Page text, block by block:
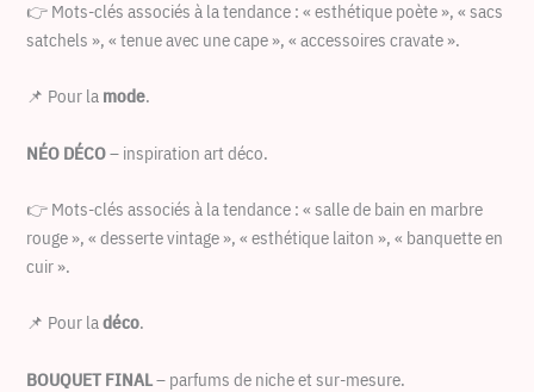
👉 Mots-clés associés à la tendance : « esthétique poète », « sacs
satchels », « tenue avec une cape », « accessoires cravate ».
📌 Pour la mode.
NÉO DÉCO– inspiration art déco.
👉 Mots-clés associés à la tendance : « salle de bain en marbre
rouge », « desserte vintage », « esthétique laiton », « banquette en
cuir ».
📌 Pour ladéco.
BOUQUET FINAL– parfums de niche et sur-mesure.